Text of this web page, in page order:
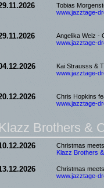
Tobias
www.jazztage-
Angelika Weiz -
www.jazztage-
Kai Strausss &
www.jazztage-
Chris Hopkins
www.jazztage-
Klazz Brothers &
Christmas
Klazz Brothers
Christmas
www.jazztage-